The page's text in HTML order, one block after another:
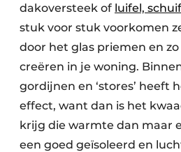
dakoversteek of luifel,
stuk voor stuk voorkomen
door het glas priemen en
creëren in je woning.
gordijnen en ‘stores’ heeft
effect, want dan is het
krijg die warmte dan maar
een goed geïsoleerd en